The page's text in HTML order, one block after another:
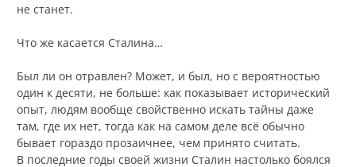
не станет.
Что же касается Сталина…
Был ли он отравлен? Может, и был, но с вероятностью
один к десяти, не больше: как показывает исторический
опыт, людям вообще свойственно искать тайны даже
там, где их нет, тогда как на самом деле всё обычно
бывает гораздо прозаичнее, чем принято считать.
В последние годы своей жизни Сталин настолько боялся